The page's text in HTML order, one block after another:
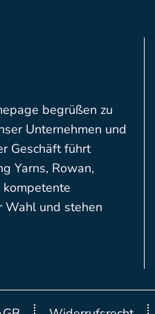
begrüßen zu
Unternehmen und
Geschäft führt
Yarns, Rowan,
kompetente
Wahl und stehen